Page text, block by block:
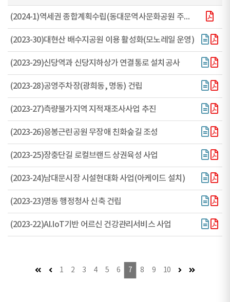
(2024-1)역세권 종합계획수립(동대문역사문화공원 주변 지구단위계획 재정비_도심재정비전략추진단
(2023-30)대현산 배수지공원 이용 활성화(모노레일 운영)
(2023-29)신당역과 신당지하상가 연결통로 설치공사
(2023-28)공영주차장(광희동, 명동) 건립
(2023-27)측량불가지역 지적재조사사업 추진
(2023-26)응봉근린공원 무장애 친화숲길 조성
(2023-25)장충단길 로컬브랜드 상권육성 사업
(2023-24)남대문시장 시설현대화 사업(아케이드 설치)
(2023-23)명동 행정청사 신축 건립
(2023-22)AI.IoT기반 어르신 건강관리서비스 사업
첫 페이지이전 페이지 (이동불가)
1 2 3 4 5 6 7 8 9 10 다음 페이지마지막 페이